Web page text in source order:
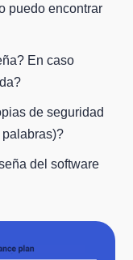
puedo encontrar
En caso
de seguridad
del software